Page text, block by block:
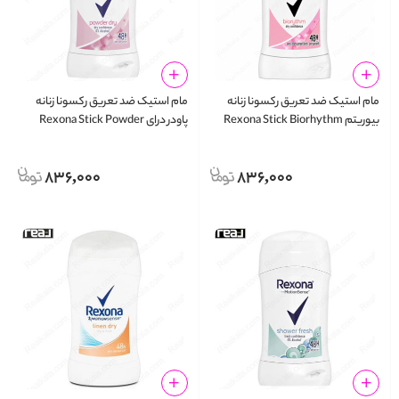
مام استیک ضد تعریق رکسونا زنانه
بیوریتم Rexona Stick Biorhythm
836,000
مام استیک ضد تعریق رکسونا زنانه
پاودر درای Rexona Stick Powder
836,000